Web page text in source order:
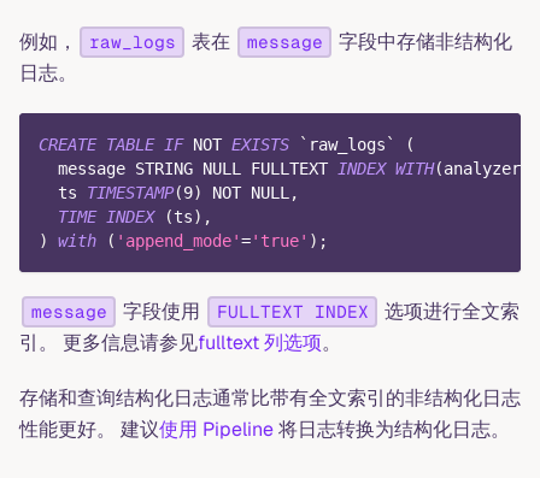
例如， raw_logs 表在 message
字段中存储非结构化
日志。
CREATE TABLE IF NOT EXISTS ` raw_logs `
(
  message STRING
NULL FULLTEXT INDEX WITH(analyzer
  ts
TIMESTAMP(9) NOT NULL ,
TIME
INDEX (ts) ,
)
with ( 'append_mode'='true' ) ;
message 字段使用 FULLTEXT INDEX
选项进行全文索
引。 更多信息请参见fulltext 列选项。
存储和查询结构化日志通常比带有全文索引的非结构化日志
性能更好。 建议使用 Pipeline将日志转换为结构化日志。